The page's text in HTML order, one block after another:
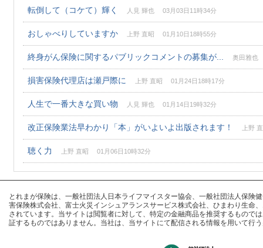
転倒して（コケて）輝く 人見 輝也 03月03日11時34分
おしゃべりしていますか 上野 直昭 01月10日18時55分
終身がん保険に関するパブリックコメントの募集が... 奥田雅也
損害保険代理店は瀬戸際に 上野 直昭 01月24日18時17分
人生で一番大きな買い物 人見 輝也 01月14日19時32分
改正保険業法早わかり「本」がいよいよ出版されます！ 上野
聴く力 上野 直昭 01月06日10時32分
とれまが保険は、一般社団法人日本ライフマイスター協会、一般社団法人保
害保険株式会社、富士火災インシュアランスサービス株式会社、ひまわり生命
されています。当サイトは閲覧者に対して、特定の金融商品を推奨するもので
証するものではありません。当社は、当サイトにて配信される情報を用いて行